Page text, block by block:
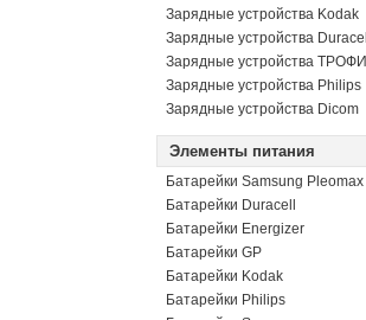
Зарядные устройства Kodak
Зарядные устройства Duracell
Зарядные устройства ТРОФИ
Зарядные устройства Philips
Зарядные устройства Dicom
Элементы питания
Батарейки Samsung Pleomax
Батарейки Duracell
Батарейки Energizer
Батарейки GP
Батарейки Kodak
Батарейки Philips